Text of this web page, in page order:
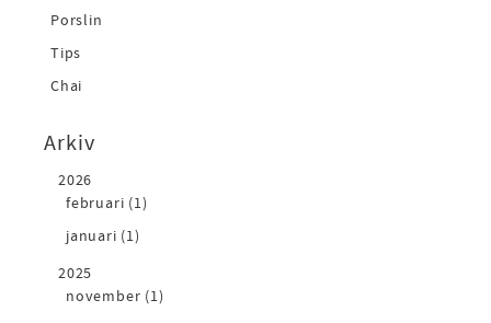
Porslin
Tips
Chai
Arkiv
2026
februari (1)
januari (1)
2025
november (1)